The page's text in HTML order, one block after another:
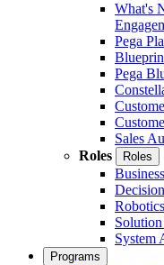
What's
Pega
Pega
Sales
Roles
Roles
System
Programs